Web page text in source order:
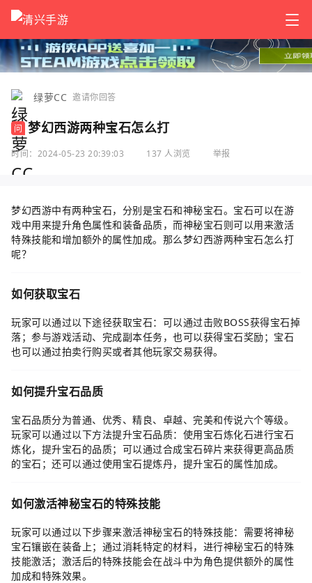
绿萝CC 邀请你回答
问 梦幻西游两种宝石怎么打
时间：2024-05-23 20:39:03 137 人浏览 举报
梦幻西游中有两种宝石，分别是宝石和神秘宝石。宝石可以在游
戏中用来提升角色属性和装备品质，而神秘宝石则可以用来激活
特殊技能和增加额外的属性加成。那么梦幻西游两种宝石怎么打
呢？
如何获取宝石
玩家可以通过以下途径获取宝石：可以通过击败BOSS获得宝石掉
落；参与游戏活动、完成副本任务，也可以获得宝石奖励；宝石
也可以通过拍卖行购买或者其他玩家交易获得。
如何提升宝石品质
宝石品质分为普通、优秀、精良、卓越、完美和传说六个等级。
玩家可以通过以下方法提升宝石品质：使用宝石炼化石进行宝石
炼化，提升宝石的品质；可以通过合成宝石碎片来获得更高品质
的宝石；还可以通过使用宝石提炼丹，提升宝石的属性加成。
如何激活神秘宝石的特殊技能
玩家可以通过以下步骤来激活神秘宝石的特殊技能：需要将神秘
宝石镶嵌在装备上；通过消耗特定的材料，进行神秘宝石的特殊
技能激活；激活后的特殊技能会在战斗中为角色提供额外的属性
加成和特殊效果。